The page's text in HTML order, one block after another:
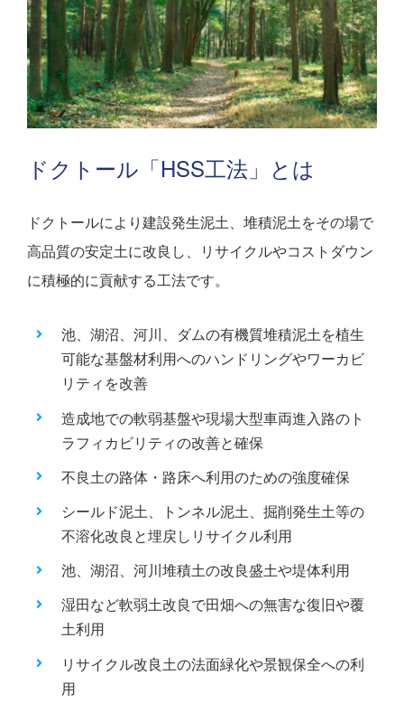
ドクトール「HSS工法」とは
ドクトールにより建設発生泥土、堆積泥土をその場で
高品質の安定土に改良し、リサイクルやコストダウン
に積極的に貢献する工法です。
池、湖沼、河川、ダムの有機質堆積泥土を植生
可能な基盤材利用へのハンドリングやワーカビ
リティを改善
造成地での軟弱基盤や現場大型車両進入路のト
ラフィカビリティの改善と確保
不良土の路体・路床へ利用のための強度確保
シールド泥土、トンネル泥土、掘削発生土等の
不溶化改良と埋戻しリサイクル利用
池、湖沼、河川堆積土の改良盛土や堤体利用
湿田など軟弱土改良で田畑への無害な復旧や覆
土利用
リサイクル改良土の法面緑化や景観保全への利
用